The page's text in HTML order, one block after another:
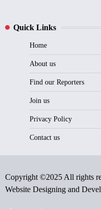
Quick Links
Home
About us
Find our Reporters
Join us
Privacy Policy
Contact us
Copyright ©2025 All rights
Website Designing and